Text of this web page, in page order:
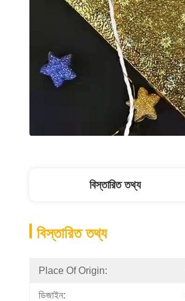
বিস্তারিত তথ্য
বিস্তারিত তথ্য
Place Of Origin:
ডিজাইন: